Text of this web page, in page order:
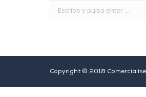
Copyright © 2018